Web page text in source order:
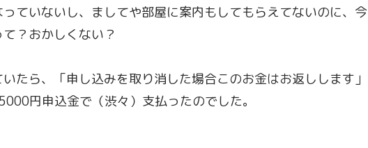
ていないし、ましてや部屋に案内もしてもらえてないのに、今
？おかしくない？
たら、「申し込みを取り消した場合このお金はお返しします」
円申込金で（渋々）支払ったのでした。